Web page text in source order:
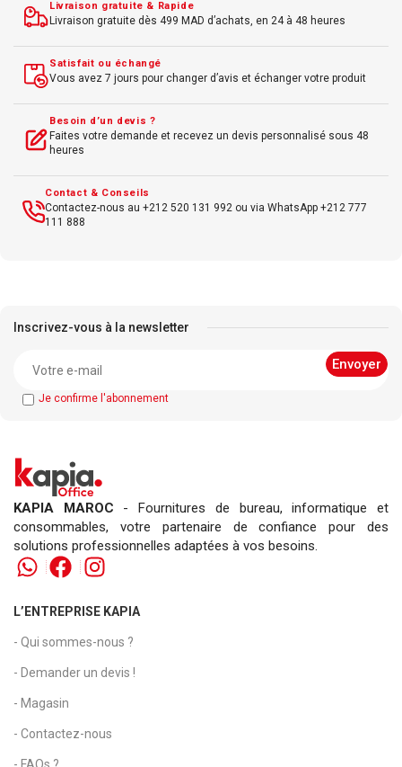
200 pages à un taux
de 5 %
: Jet d'encre
3630, 4510,
Rendement :
Livraison gratuite & Rapide
Livraison gratuite dès 499 MAD d’achats, en 24 à 48 heures
Satisfait ou échangé
Vous avez 7 jours pour changer d’avis et échanger votre produit
Besoin d’un devis ?
Faites votre demande et recevez un devis personnalisé sous 48
heures
Contact & Conseils
Contactez-nous au +212 520 131 992 ou via WhatsApp +212 777
111 888
Inscrivez-vous à la newsletter
Je confirme l'abonnement
KAPIA MAROC - Fournitures de bureau, informatique et
consommables, votre partenaire de confiance pour des
solutions professionnelles adaptées à vos besoins.
L’ENTREPRISE KAPIA
- Qui sommes-nous ?
- Demander un devis !
- Magasin
- Contactez-nous